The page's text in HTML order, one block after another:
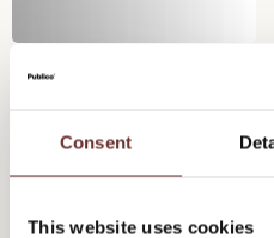
Consent
This website uses cookies
At gå fra start-up til at indgå i